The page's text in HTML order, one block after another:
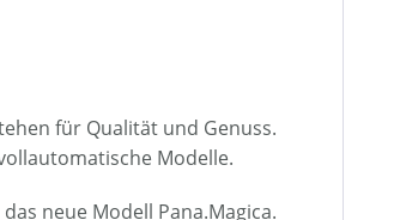
für Qualität und Genuss.
Modelle.
neue Modell Pana.Magica.